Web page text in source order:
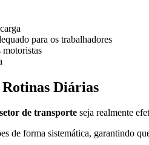
para os trabalhadores
motoristas
Diárias
de transporte seja realmente
de forma sistemática, garantindo